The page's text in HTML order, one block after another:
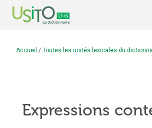
Accueil / Toutes les unités lexicales du
Expressions